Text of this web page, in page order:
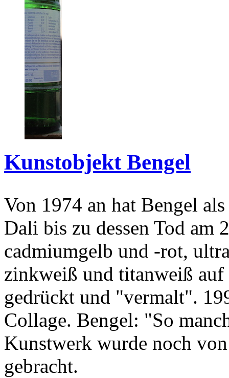
Kunstobjekt Bengel
Von 1974 an hat Bengel
Dali bis zu dessen Tod am
cadmiumgelb und -rot,
zinkweiß und titanweiß
gedrückt und "vermalt".
Collage. Bengel: "So
Kunstwerk wurde noch
gebracht.